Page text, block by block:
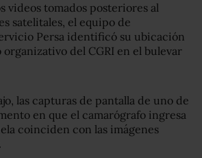
videos tomados posteriores al
satelitales, el equipo de
Persa identificó su ubicación
del CGRI en el bulevar
las capturas de pantalla de uno de
en que el camarógrafo ingresa
coinciden con las imágenes